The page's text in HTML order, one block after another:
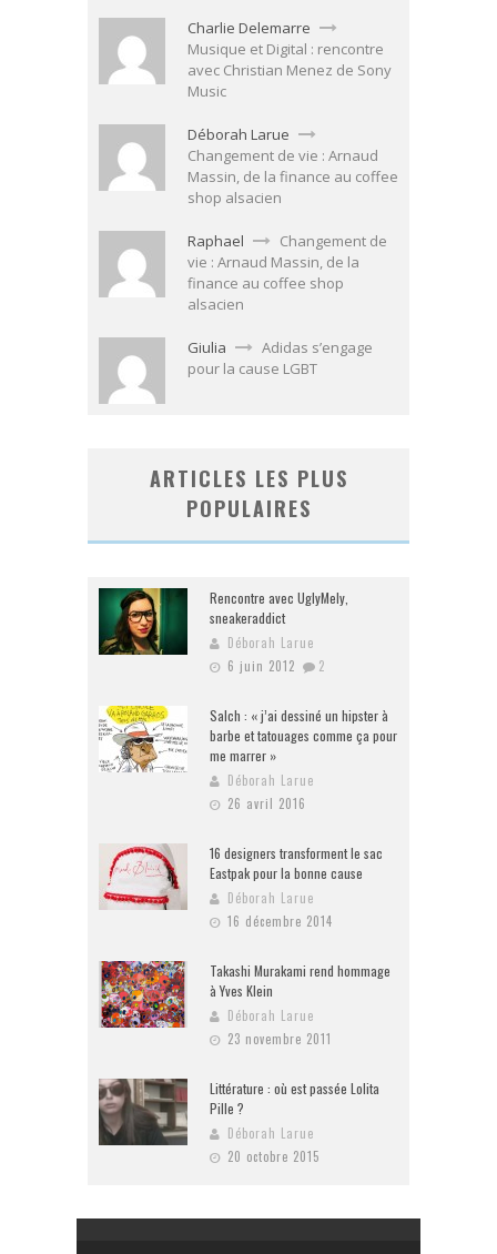
Charlie Delemarre
Musique et Digital : rencontre
avec Christian Menez de Sony
Music
Déborah Larue
Changement de vie : Arnaud
Massin, de la finance au coffee
shop alsacien
Raphael
Changement de
vie : Arnaud Massin, de la
finance au coffee shop
alsacien
Giulia
Adidas s’engage
pour la cause LGBT
ARTICLES LES PLUS
POPULAIRES
Rencontre avec UglyMely,
sneakeraddict
Déborah Larue
6 juin 2012
2
Salch : « j’ai dessiné un hipster à
barbe et tatouages comme ça pour
me marrer »
Déborah Larue
26 avril 2016
16 designers transforment le sac
Eastpak pour la bonne cause
Déborah Larue
16 décembre 2014
Takashi Murakami rend hommage
à Yves Klein
Déborah Larue
23 novembre 2011
Littérature : où est passée Lolita
Pille ?
Déborah Larue
20 octobre 2015